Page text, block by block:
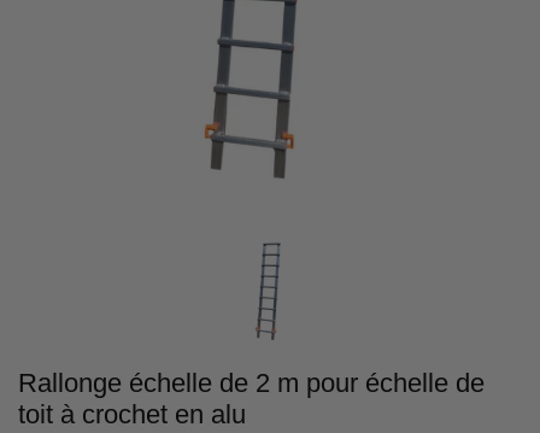
Rallonge échelle de 2 m pour échelle de
toit à crochet en alu